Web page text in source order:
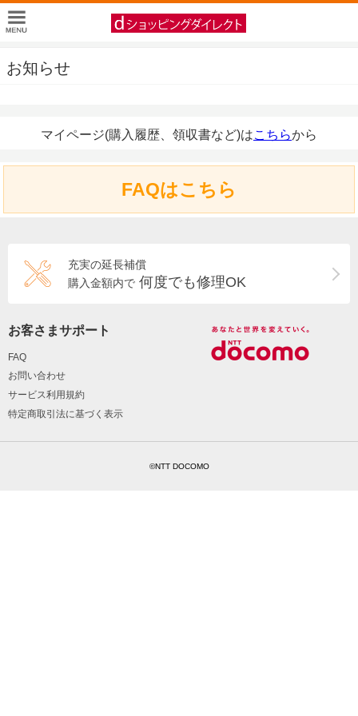
お知らせ
マイページ(購入履歴、領収書など)はこちらから
FAQはこちら
充実の延長補償
購入金額内で 何度でも修理OK
お客さまサポート
FAQ
お問い合わせ
サービス利用規約
特定商取引法に基づく表示
©NTT DOCOMO